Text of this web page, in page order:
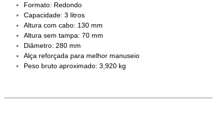
Formato: Redondo
Capacidade: 3 litros
Altura com cabo: 130 mm
Altura sem tampa: 70 mm
Diâmetro: 280 mm
Alça reforçada para melhor manuseio
Peso bruto aproximado: 3,920 kg